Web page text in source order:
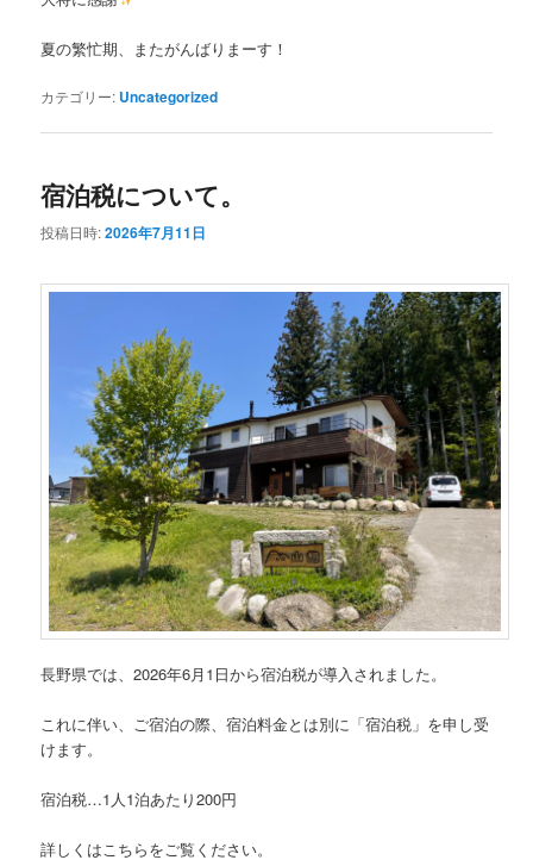
夏の繁忙期、またがんばりまーす！
カテゴリー: Uncategorized
宿泊税について。
投稿日時:2026年7月11日
長野県では、2026年6月1日から宿泊税が導入されました。
これに伴い、ご宿泊の際、宿泊料金とは別に「宿泊税」を申し受
けます。
宿泊税…1人1泊あたり200円
詳しくはこちらをご覧ください。